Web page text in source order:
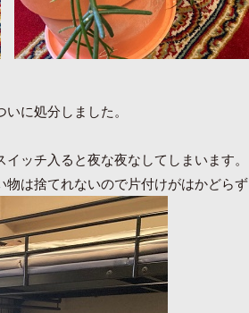
に処分しました。
ッチ入ると夜な夜なしてしまいます。
は捨てれないので片付けがはかどらず